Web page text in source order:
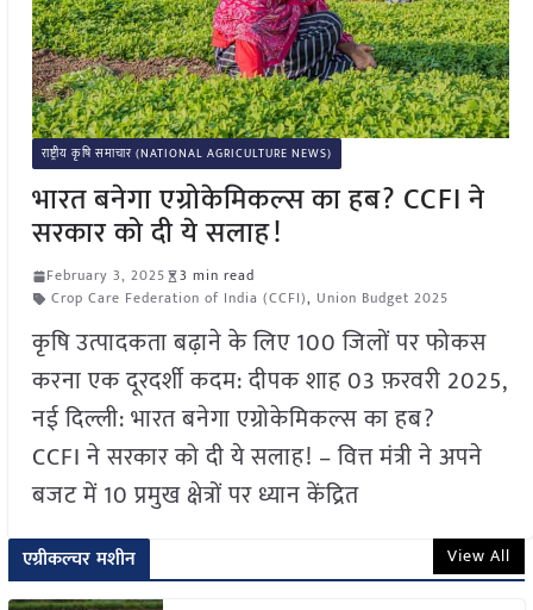
राष्ट्रीय कृषि समाचार (NATIONAL AGRICULTURE NEWS)
भारत बनेगा एग्रोकेमिकल्स का हब? CCFI ने
सरकार को दी ये सलाह!
February 3, 2025
3 min read
Crop Care Federation of India (CCFI), Union Budget 2025
कृषि उत्पादकता बढ़ाने के लिए 100 जिलों पर फोकस
करना एक दूरदर्शी कदम: दीपक शाह 03 फ़रवरी 2025,
नई दिल्ली: भारत बनेगा एग्रोकेमिकल्स का हब?
CCFI ने सरकार को दी ये सलाह! – वित्त मंत्री ने अपने
बजट में 10 प्रमुख क्षेत्रों पर ध्यान केंद्रित
एग्रीकल्चर मशीन View All